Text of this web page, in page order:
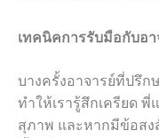
เทคนิคการรับมือกับอ
บางครั้งอาจารย์ที่ปรึ
ทำให้เรารู้สึกเครียด พี่
สุภาพ และหากมีข้อสง